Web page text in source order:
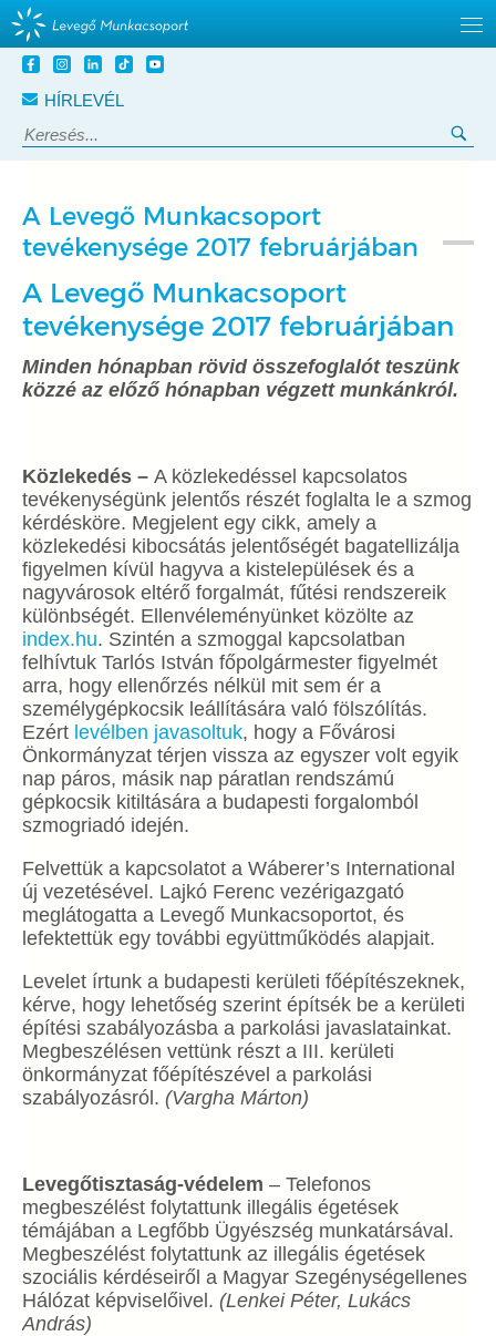
Tovább
tartalomra
HÍRLEVÉL
Keresés:
A Levegő Munkacsoport
tevékenysége 2017 februárjában
A Levegő Munkacsoport
tevékenysége 2017 februárjában
Minden hónapban rövid összefoglalót teszünk
közzé az előző hónapban végzett munkánkról.
Közlekedés – A közlekedéssel kapcsolatos
tevékenységünk jelentős részét foglalta le a szmog
kérdésköre. Megjelent egy cikk, amely a
közlekedési kibocsátás jelentőségét bagatellizálja
figyelmen kívül hagyva a kistelepülések és a
nagyvárosok eltérő forgalmát, fűtési rendszereik
különbségét. Ellenvéleményünket közölte az
index.hu. Szintén a szmoggal kapcsolatban
felhívtuk Tarlós István főpolgármester figyelmét
arra, hogy ellenőrzés nélkül mit sem ér a
személygépkocsik leállítására való fölszólítás.
Ezért levélben javasoltuk, hogy a Fővárosi
Önkormányzat térjen vissza az egyszer volt egyik
nap páros, másik nap páratlan rendszámú
gépkocsik kitiltására a budapesti forgalomból
szmogriadó idején.
Felvettük a kapcsolatot a Wáberer’s International
új vezetésével. Lajkó Ferenc vezérigazgató
meglátogatta a Levegő Munkacsoportot, és
lefektettük egy további együttműködés alapjait.
Levelet írtunk a budapesti kerületi főépítészeknek,
kérve, hogy lehetőség szerint építsék be a kerületi
építési szabályozásba a parkolási javaslatainkat.
Megbeszélésen vettünk részt a III. kerületi
önkormányzat főépítészével a parkolási
szabályozásról. (Vargha Márton)
Levegőtisztaság-védelem – Telefonos
megbeszélést folytattunk illegális égetések
témájában a Legfőbb Ügyészség munkatársával.
Megbeszélést folytattunk az illegális égetések
szociális kérdéseiről a Magyar Szegénységellenes
Hálózat képviselőivel. (Lenkei Péter, Lukács
András)